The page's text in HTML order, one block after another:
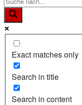
Exact matches only
Search in title
Search in content